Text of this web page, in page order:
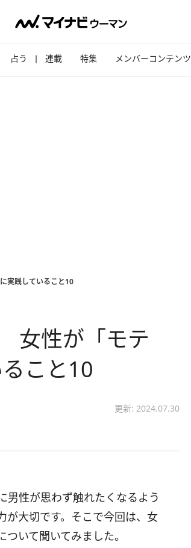
占う 連載 特集 メンバーコンテンツ
実践していること10
女性が「モテ
こと10
更新: 2024.07.30
男性が思わず触れたくなるよう
が大切です。そこで今回は、女
いて聞いてみました。